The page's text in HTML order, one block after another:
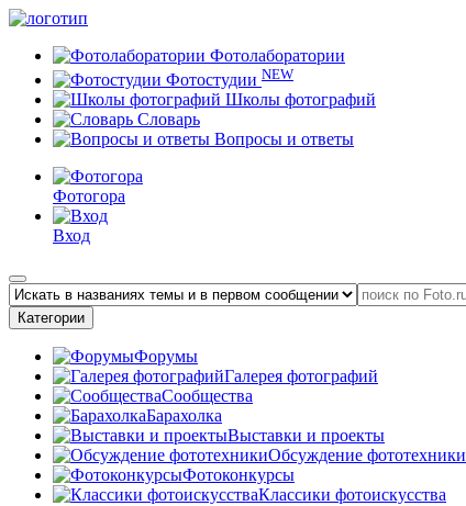
Фотолаборатории
Фотостудии NEW
Школы фотографий
Словарь
Вопросы и ответы
Фотогора
Вход
Категории
Форумы
Галерея фотографий
Сообщества
Барахолка
Выставки и проекты
Обсуждение фототехники
Фотоконкурсы
Классики фотоискусства